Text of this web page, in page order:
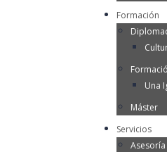
Formación
Una
Máster
Servicios